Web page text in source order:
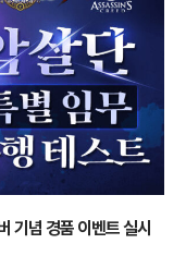
기념 경품 이벤트 실시